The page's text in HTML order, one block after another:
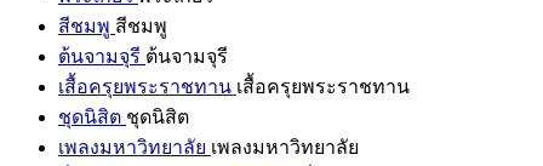
สีชมพู สีชมพู
ต้นจามจุรี ต้นจามจุรี
เสื้อครุยพระราชทาน เสื้อครุยพระราชทาน
ชุดนิสิต ชุดนิสิต
เพลงมหาวิทยาลัย เพลงมหาวิทยาลัย